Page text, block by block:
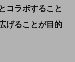
コラボすること
げることが目的